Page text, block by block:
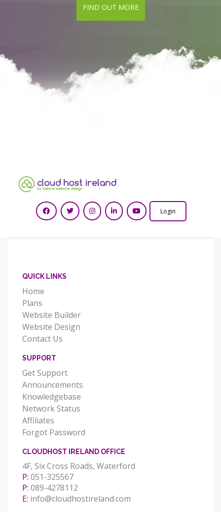
FIND OUT MORE
Login
QUICK LINKS
Home
Plans
Website Builder
Website Design
Contact Us
SUPPORT
Get Support
Announcements
Knowledgebase
Network Status
Affiliates
Forgot Password
CLOUDHOST IRELAND OFFICE
4F, Six Cross Roads, Waterford
P: 051-325567
P: 089-4278112
E: info@cloudhostireland.com